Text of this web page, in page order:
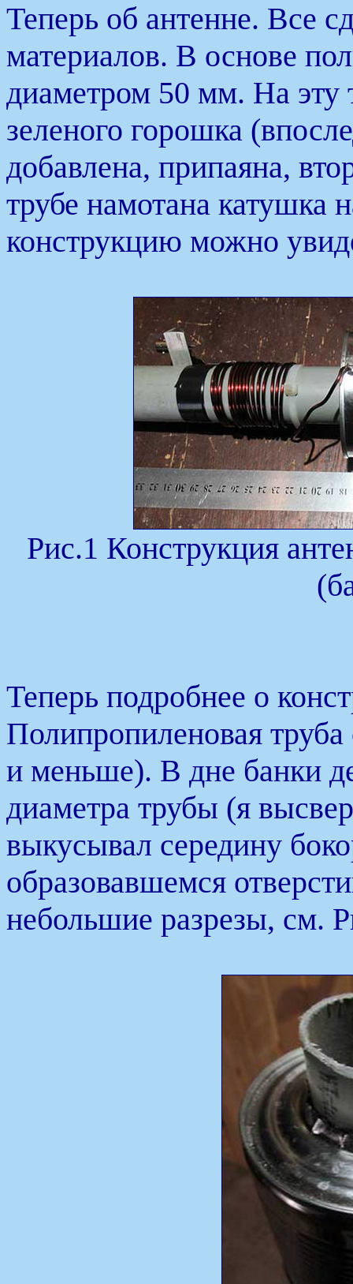
Теперь об антенне. Все
материалов. В основе
диаметром 50 мм. На эту
зеленого горошка
добавлена, припаяна,
трубе намотана
конструкцию можно
Рис.1 Конструкция
Теперь подробнее о
Полипропиленовая
и меньше). В дне банки
диаметра трубы (я
выкусывал середину
образовавшемся
небольшие разрезы, см.